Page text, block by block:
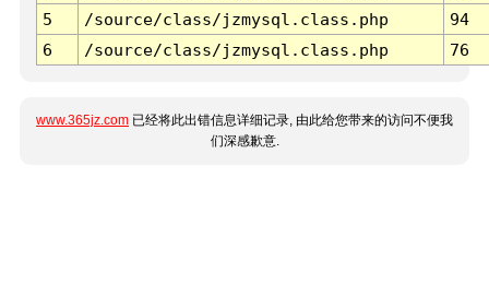
5
/source/class/jzmysql.class.php
94
6
/source/class/jzmysql.class.php 76
www.365jz.com 已经将此出错信息详细记录, 由此给您带来的访问不便我
们深感歉意.